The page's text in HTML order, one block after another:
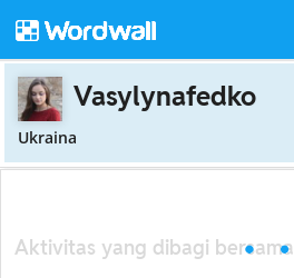
Vasylynafedko
Ukraina
Aktivitas yang dibagi bersama